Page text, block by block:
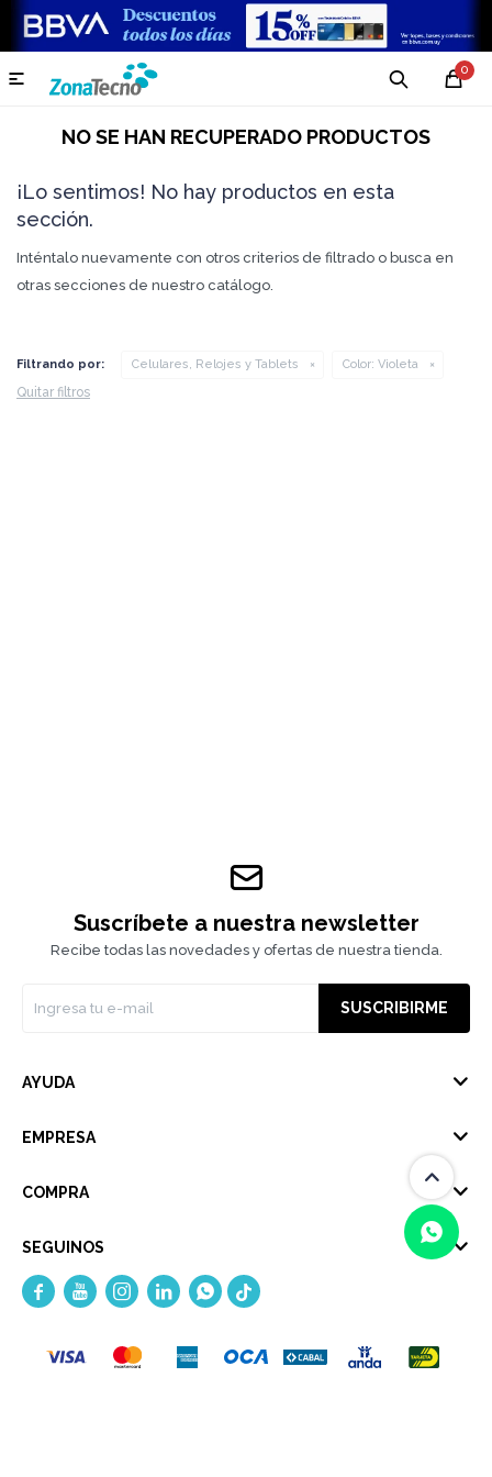
0

NO SE HAN RECUPERADO PRODUCTOS
¡Lo sentimos! No hay productos en esta
sección.
Inténtalo nuevamente con otros criterios de filtrado o busca en
otras secciones de nuestro catálogo.
Filtrando por: Celulares, Relojes y Tablets Color: Violeta
Quitar filtros
Suscríbete a nuestra newsletter
Recibe todas las novedades y ofertas de nuestra tienda.
SUSCRIBIRME
AYUDA
EMPRESA
COMPRA
SEGUINOS
    